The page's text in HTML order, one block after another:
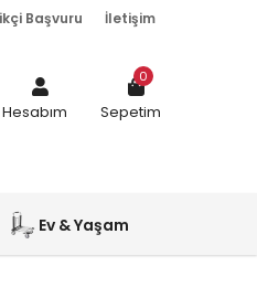
Başvuru İletişim
Hesabım Sepetim
0
Ev & Yaşam